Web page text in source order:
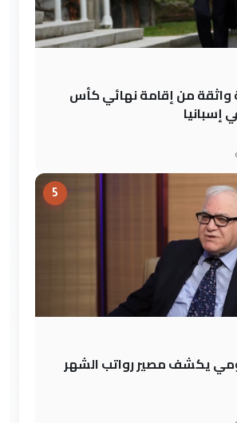
واثقة من إقامة نهائي كأس
5
يكشف مصير رواتب الشهر